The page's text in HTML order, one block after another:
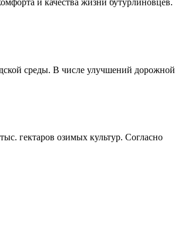
и качества жизни бутурлиновцев.
среды. В числе улучшений дорожной
гектаров озимых культур. Согласно